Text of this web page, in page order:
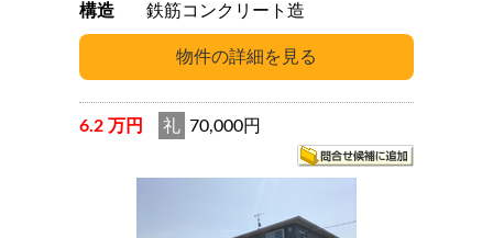
構造
鉄筋コンクリート造
6.2 万円 礼 70,000円